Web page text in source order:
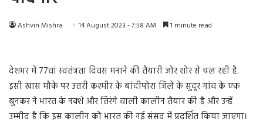
Ashvin Mishra 14 August 2023 - 7:58 AM 1 minute read
देशभर में 77वां स्वतंत्रता दिवस मनाने की तैयारी जोर शोर से चल रही है.
इसी खास मौके पर उत्तरी कश्मीर के बांदीपोरा जिले के सुदूर गांव के एक
बुनकर ने भारत के नक्शे और तिरंगे वाली कालीन तैयार की है और उन्हें
उम्मीद है कि इस कालीन को भारत की नई संसद में प्रदर्शित किया जाएगा।